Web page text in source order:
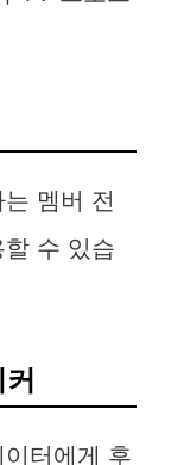
멤버 전
수 있습
터에게 후